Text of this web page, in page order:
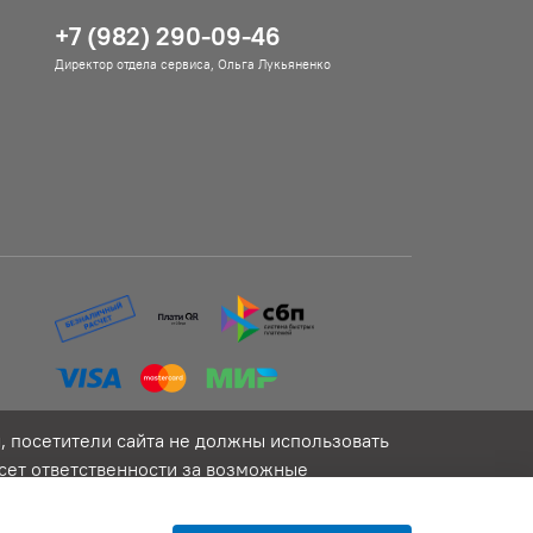
+7 (982) 290-09-46
Директор отдела сервиса, Ольга Лукьяненко
сайта не должны использовать
ответственности за возможные
услуг осуществляется на